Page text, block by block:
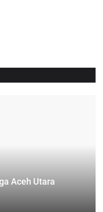
Aceh Utara